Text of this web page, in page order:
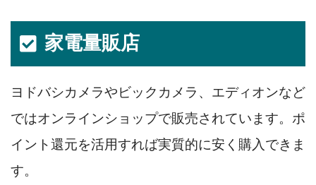
家電量販店
ヨドバシカメラやビックカメラ、エディオンなど
ではオンラインショップで販売されています。ポ
イント還元を活用すれば実質的に安く購入できま
す。